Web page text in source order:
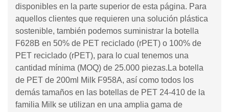
disponibles en la parte superior de esta página. Para
aquellos clientes que requieren una solución plástica
sostenible, también podemos suministrar la botella
F628B en 50% de PET reciclado (rPET) o 100% de
PET reciclado (rPET), para lo cual tenemos una
cantidad mínima (MOQ) de 25.000 piezas.La botella
de PET de 200ml Milk F958A, así como todos los
demás tamaños en las botellas de PET 24-410 de la
familia Milk se utilizan en una amplia gama de